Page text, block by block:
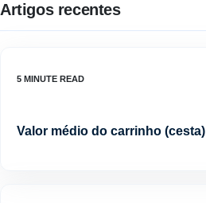
Artigos recentes
Valor médio do carrinho (cesta)